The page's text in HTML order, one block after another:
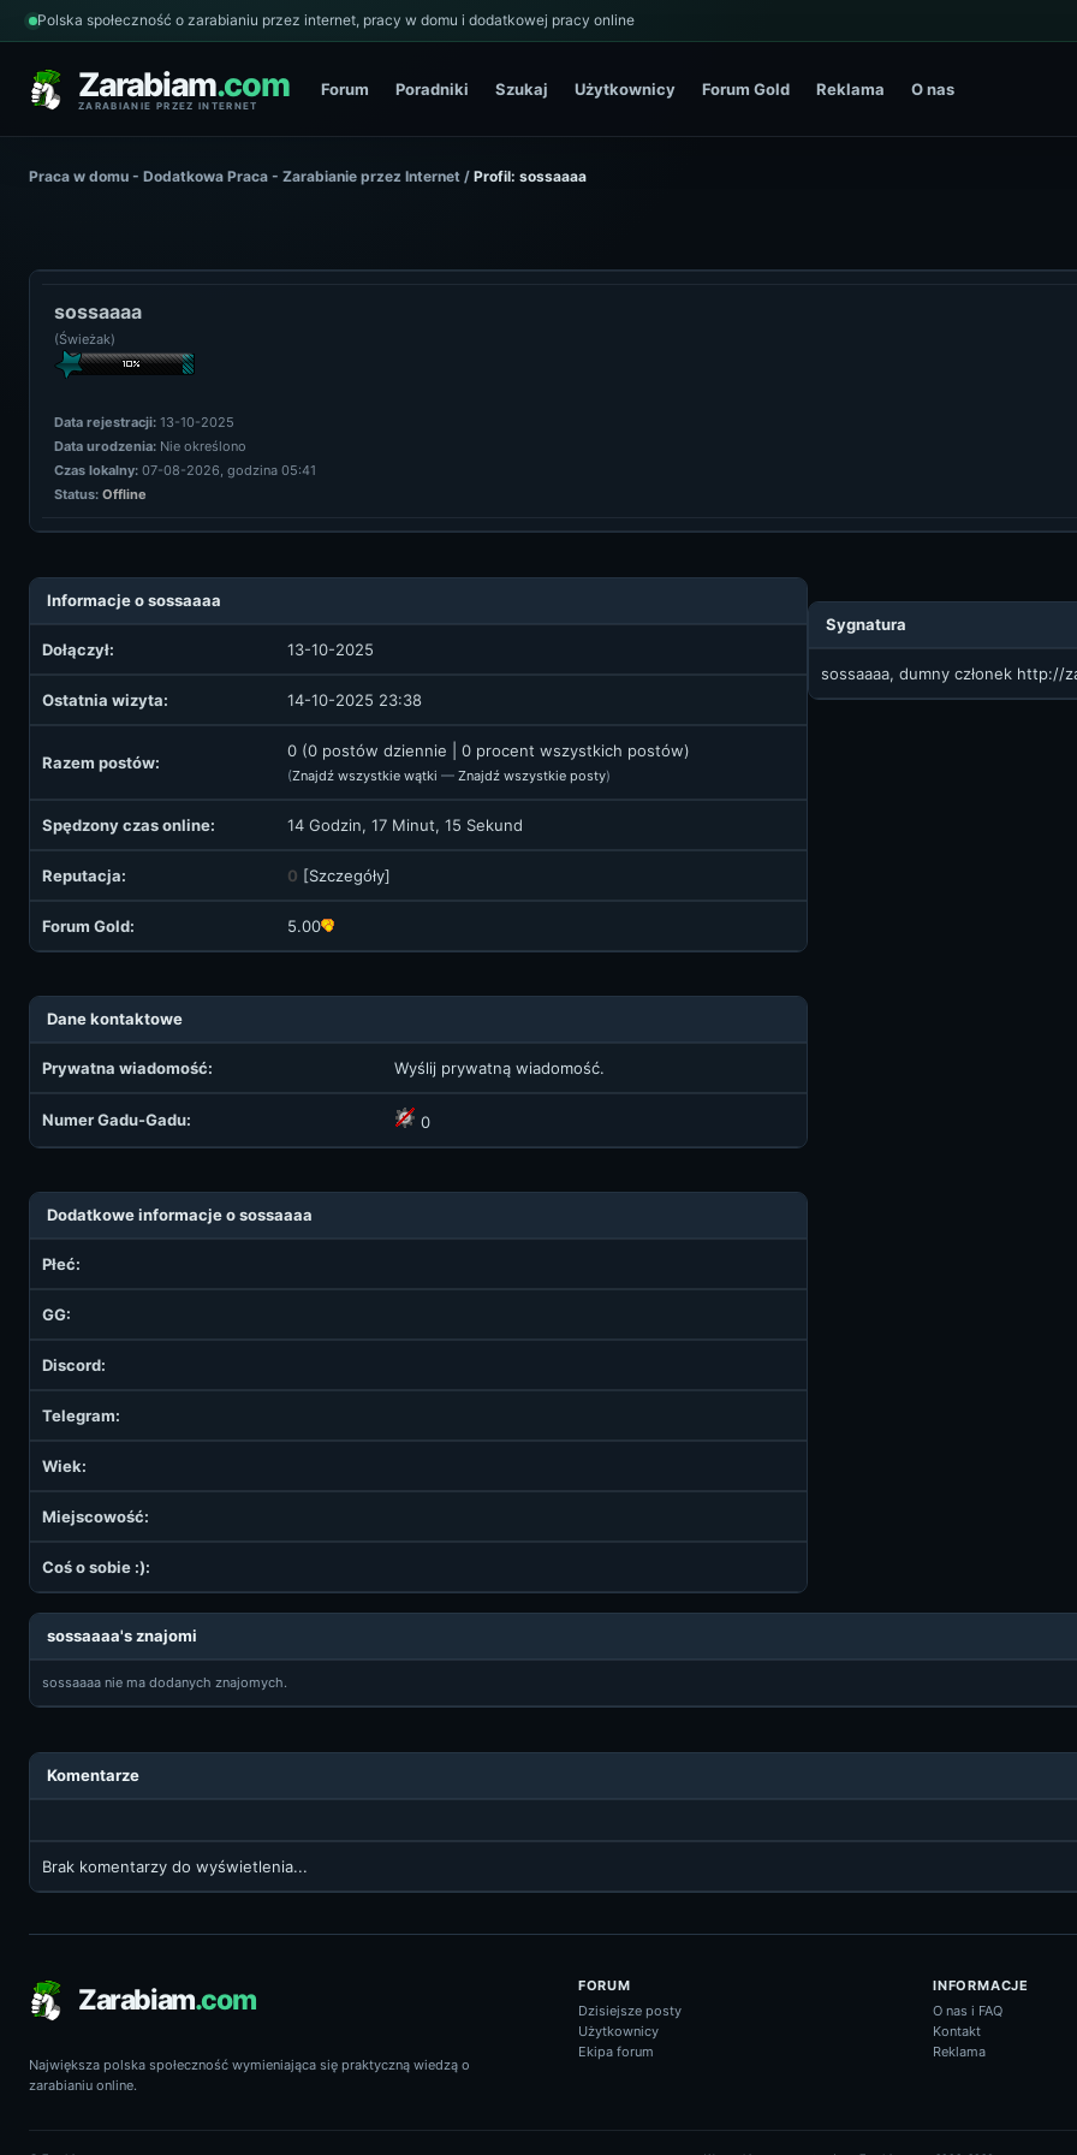
Polska społeczność o zarabianiu przez internet, pracy w domu i dodatkowej pracy online
Zarabiam.com
ZARABIANIE PRZEZ INTERNET
Forum Poradniki Szukaj Użytkownicy Forum Gold Reklama O nas
Praca w domu - Dodatkowa Praca - Zarabianie przez Internet / Profil: sossaaaa
sossaaaa
(Świeżak)
Data rejestracji: 13-10-2025
Data urodzenia: Nie określono
Czas lokalny: 07-08-2026, godzina 05:41
Status: Offline
Informacje o sossaaaa
Dołączył: 13-10-2025
Ostatnia wizyta: 14-10-2025 23:38
Razem postów:
0 (0 postów dziennie | 0 procent wszystkich postów)
(Znajdź wszystkie wątki — Znajdź wszystkie posty)
Spędzony czas online: 14 Godzin, 17 Minut, 15 Sekund
Reputacja: 0 [Szczegóły]
Forum Gold: 5.00
Dane kontaktowe
Prywatna wiadomość: Wyślij prywatną wiadomość.
Numer Gadu-Gadu: 0
Dodatkowe informacje o sossaaaa
Płeć:
GG:
Discord:
Telegram:
Wiek:
Miejscowość:
Coś o sobie :):
Sygnatura
sossaaaa, dumny członek http://
sossaaaa's znajomi
sossaaaa nie ma dodanych znajomych.
Komentarze
Brak komentarzy do wyświetlenia...
Zarabiam.com
Największa polska społeczność wymieniająca się praktyczną wiedzą o
zarabianiu online.
FORUM
Dzisiejsze posty
Użytkownicy
Ekipa forum
INFORMACJE
O nas i FAQ
Kontakt
Reklama